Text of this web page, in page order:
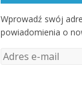
Wprowadź swój
powiadomienia o
A